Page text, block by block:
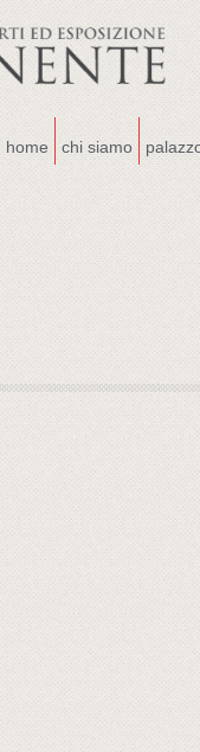
home chi siamo